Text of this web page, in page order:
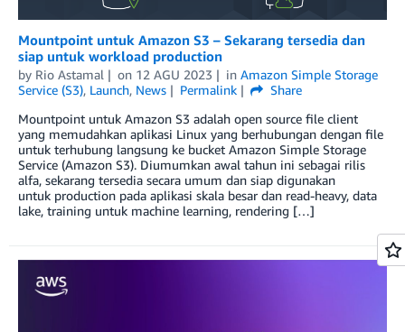
Mountpoint untuk Amazon S3 – Sekarang tersedia dan
siap untuk workload production
by Rio Astamal on 12 AGU 2023 in Amazon Simple Storage
Service (S3), Launch, News Permalink
Share
Mountpoint untuk Amazon S3 adalah open source file client
yang memudahkan aplikasi Linux yang berhubungan dengan file
untuk terhubung langsung ke bucket Amazon Simple Storage
Service (Amazon S3). Diumumkan awal tahun ini sebagai rilis
alfa, sekarang tersedia secara umum dan siap digunakan
untuk production pada aplikasi skala besar dan read-heavy, data
lake, training untuk machine learning, rendering […]